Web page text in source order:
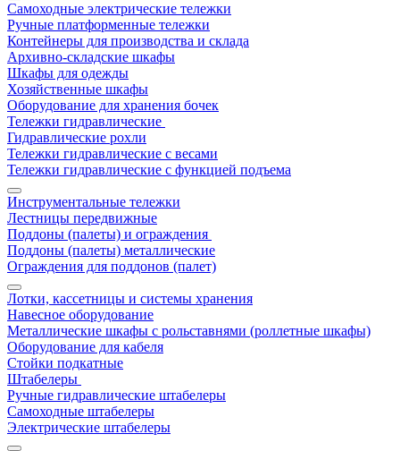
Самоходные электрические тележки
Ручные платформенные тележки
Контейнеры для производства и склада
Архивно-складские шкафы
Шкафы для одежды
Хозяйственные шкафы
Оборудование для хранения бочек
Тележки гидравлические
Гидравлические рохли
Тележки гидравлические с весами
Тележки гидравлические с функцией подъема
Инструментальные тележки
Лестницы передвижные
Поддоны (палеты) и ограждения
Поддоны (палеты) металлические
Ограждения для поддонов (палет)
Лотки, кассетницы и системы хранения
Навесное оборудование
Металлические шкафы с рольставнями (роллетные шкафы)
Оборудование для кабеля
Стойки подкатные
Штабелеры
Ручные гидравлические штабелеры
Самоходные штабелеры
Электрические штабелеры